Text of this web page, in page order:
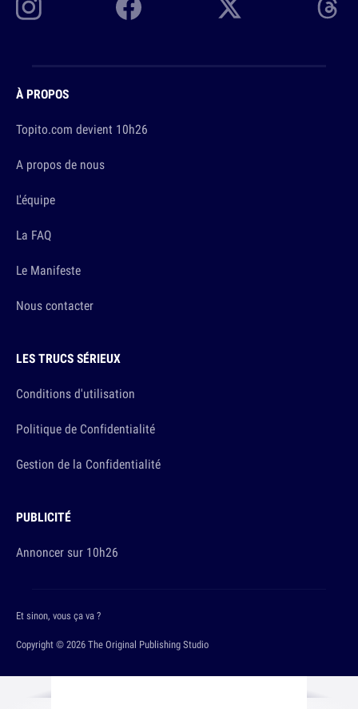
À PROPOS
Topito.com devient 10h26
A propos de nous
L'équipe
La FAQ
Le Manifeste
Nous contacter
LES TRUCS SÉRIEUX
Conditions d'utilisation
Politique de Confidentialité
Gestion de la Confidentialité
PUBLICITÉ
Annoncer sur 10h26
Copyright © 2026 The Original Publishing Studio
Et sinon, vous ça va ?